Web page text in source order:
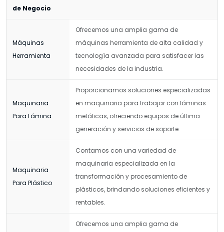
de Negocio
Máquinas
Herramienta
Ofrecemos una amplia gama de
máquinas herramienta de alta calidad y
tecnología avanzada para satisfacer las
necesidades de la industria.
Maquinaria
Para Lámina
Proporcionamos soluciones especializadas
en maquinaria para trabajar con láminas
metálicas, ofreciendo equipos de última
generación y servicios de soporte.
Maquinaria
Para Plástico
Contamos con una variedad de
maquinaria especializada en la
transformación y procesamiento de
plásticos, brindando soluciones eficientes y
rentables.
Ofrecemos una amplia gama de